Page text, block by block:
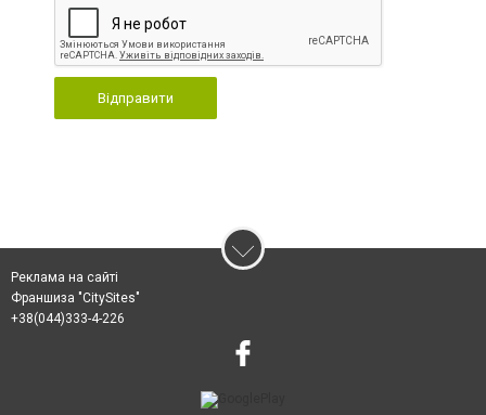
Відправити
Реклама на сайті
Франшиза "CitySites"
+38(044)333-4-226